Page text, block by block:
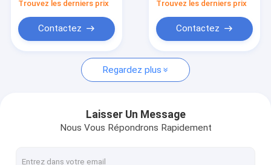
Matériel de filtres à air
Adhésif de filtre à air
élément de filtre à air
Élément filtrant d'acier inoxydable
Trouvez les derniers prix
Contactez
Trouvez les derniers prix
Contactez
Regardez plus
Laisser Un Message
Nous Vous Répondrons Rapidement